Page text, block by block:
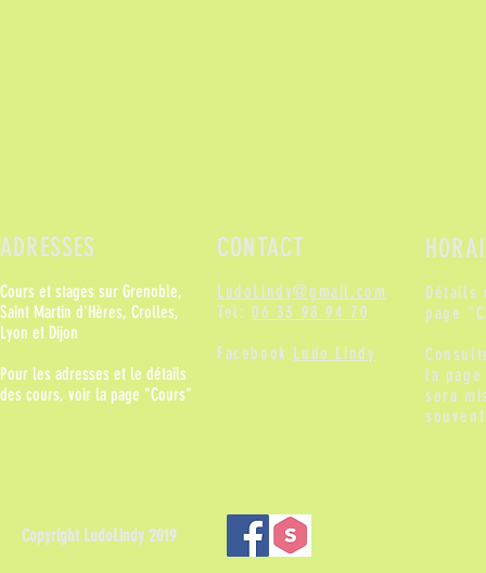
ADRESSES
Cours et stages sur Grenoble,
Saint Martin d'Hères, Crolles,
Lyon et Dijon
Pour les adresses et le détails
des cours, voir la page "Cours"
CONTACT
LudoLindy@gmail.com
Tel: 06 33 98 94 70
Facebook Ludo Lindy
Détails
page
la
sera
Copyright LudoLindy 2019